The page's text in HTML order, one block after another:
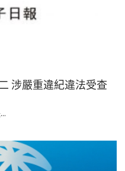
涉嚴重違紀違法受查